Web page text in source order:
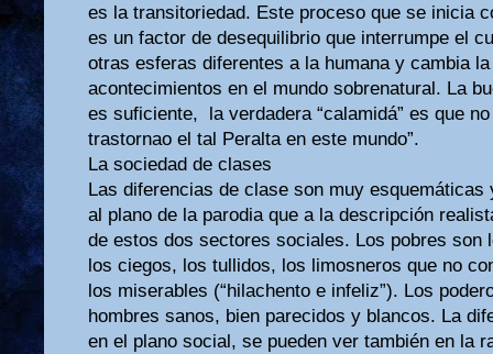
es la transitoriedad. Este proceso que se inicia
es un factor de desequilibrio que interrumpe el
otras esferas diferentes a la humana y cambia
acontecimientos en el mundo sobrenatural. La
es suficiente, la verdadera “calamidá” es que
trastornao el tal Peralta en este mundo”.
La sociedad de clases
Las diferencias de clase son muy
al plano de la parodia que a la descripción
de estos dos sectores sociales. Los pobres son
los ciegos, los tullidos, los limosneros que no
los miserables (“hilachento e infeliz”). Los
hombres sanos, bien parecidos y blancos. La
en el plano social, se pueden ver también en la